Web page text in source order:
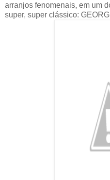
arranjos fenomenais, em um
super, super clássico: